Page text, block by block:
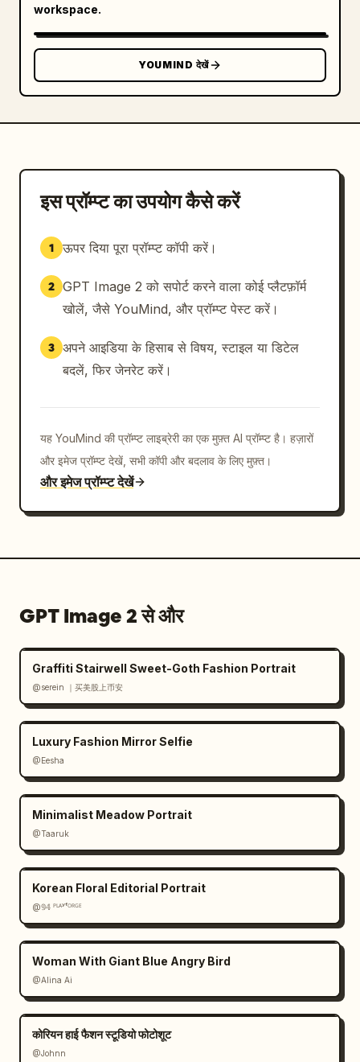
workspace.
YOUMIND देखें
इस प्रॉम्प्ट का उपयोग कैसे करें
1 ऊपर दिया पूरा प्रॉम्प्ट कॉपी करें।
2 GPT Image 2 को सपोर्ट करने वाला कोई प्लैटफ़ॉर्म
खोलें, जैसे YouMind, और प्रॉम्प्ट पेस्ट करें।
3 अपने आइडिया के हिसाब से विषय, स्टाइल या डिटेल
बदलें, फिर जेनरेट करें।
यह YouMind की प्रॉम्प्ट लाइब्रेरी का एक मुफ़्त AI प्रॉम्प्ट है। हज़ारों
और इमेज प्रॉम्प्ट देखें, सभी कॉपी और बदलाव के लिए मुफ़्त।
और इमेज प्रॉम्प्ट देखें
GPT Image 2 से और
Graffiti Stairwell Sweet-Goth Fashion Portrait
@serein ｜买美股上币安
Luxury Fashion Mirror Selfie
@Eesha
Minimalist Meadow Portrait
@Taaruk
Korean Floral Editorial Portrait
@𝟡𝟜 ᴾᴸᴬʸᶠᴼᴿᴳᴱ
Woman With Giant Blue Angry Bird
@Alina Ai
कोरियन हाई फैशन स्टूडियो फोटोशूट
@Johnn